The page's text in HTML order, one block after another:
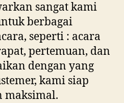
sangat kami
berbagai
seperti : acara
pertemuan, dan
dengan yang
kami siap
maksimal.